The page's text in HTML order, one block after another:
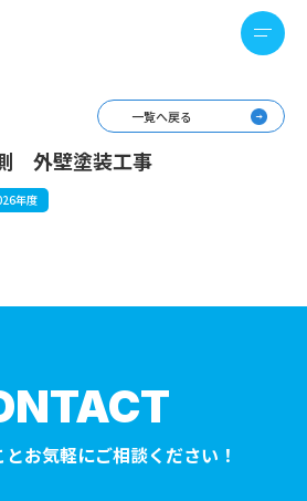
外壁塗装工事
年度
一覧へ戻る
お気軽にご相談ください！